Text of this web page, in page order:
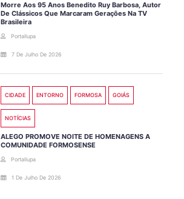
Morre Aos 95 Anos Benedito Ruy Barbosa, Autor
De Clássicos Que Marcaram Gerações Na TV
Brasileira
Portallupa
7 De Julho De 2026
CIDADE ENTORNO FORMOSA GOIÁS
NOTÍCIAS
ALEGO PROMOVE NOITE DE HOMENAGENS A
COMUNIDADE FORMOSENSE
Portallupa
1 De Julho De 2026